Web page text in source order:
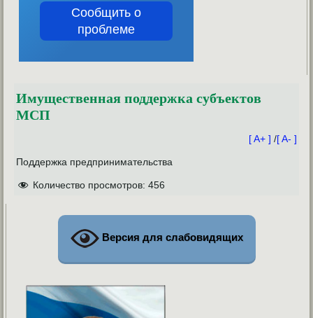
Сообщить о
проблеме
Имущественная поддержка субъектов
МСП
[ A+ ] /[ A- ]
Поддержка предпринимательства
Количество просмотров: 456
Версия для слабовидящих